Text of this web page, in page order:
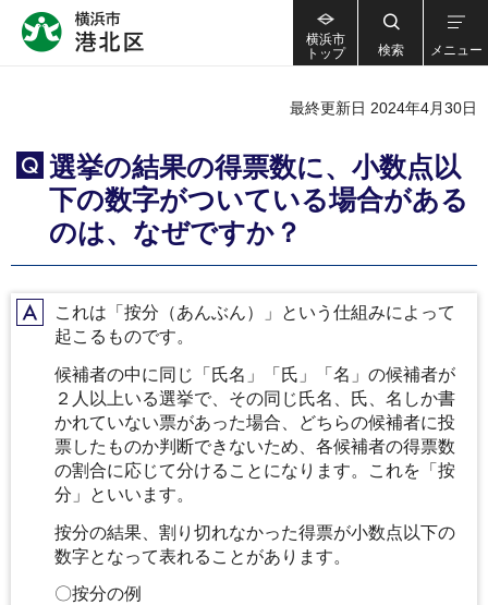
横浜市
トップ
検索 メニュー
最終更新日 2024年4月30日
Q
選挙の結果の得票数に、小数点以
下の数字がついている場合がある
のは、なぜですか？
Aこれは「按分（あんぶん）」という仕組みによって
起こるものです。
候補者の中に同じ「氏名」「氏」「名」の候補者が
２人以上いる選挙で、その同じ氏名、氏、名しか書
かれていない票があった場合、どちらの候補者に投
票したものか判断できないため、各候補者の得票数
の割合に応じて分けることになります。これを「按
分」といいます。
按分の結果、割り切れなかった得票が小数点以下の
数字となって表れることがあります。
〇按分の例